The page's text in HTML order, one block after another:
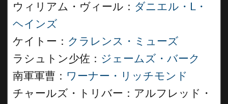
ウィリアム・ヴィール： ダニエル・L・
ヘインズ
ケイトー： クラレンス・ミューズ
ラシュトン少佐： ジェームズ・バーク
南軍軍曹： ワーナー・リッチモンド
チャールズ・トリバー：アルフレッド・